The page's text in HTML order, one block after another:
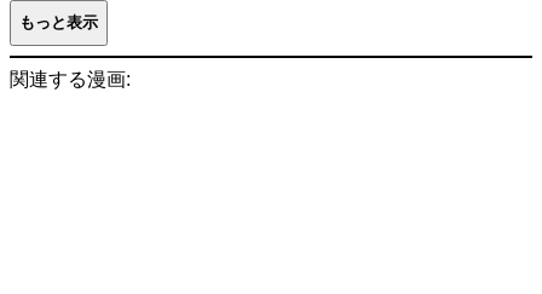
もっと表示
関連する漫画: